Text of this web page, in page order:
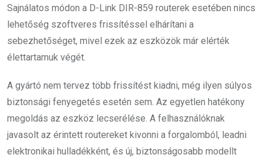
Sajnálatos módon a D-Link DIR-859 routerek esetében nincs
lehetőség szoftveres frissítéssel elhárítani a
sebezhetőséget, mivel ezek az eszközök már elérték
élettartamuk végét.
A gyártó nem tervez több frissítést kiadni, még ilyen súlyos
biztonsági fenyegetés esetén sem. Az egyetlen hatékony
megoldás az eszköz lecserélése. A felhasználóknak
javasolt az érintett routereket kivonni a forgalomból, leadni
elektronikai hulladékként, és új, biztonságosabb modellt